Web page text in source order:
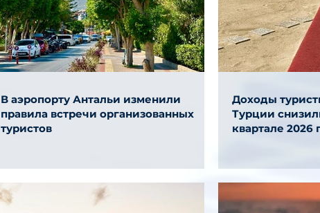
В аэропорту Антальи изменили
правила встречи организованных
туристов
Доходы
Турции
квартале 2026